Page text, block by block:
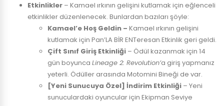
Etkinlikler – Kamael ırkının gelişini kutlamak için eğlenceli
etkinlikler düzenlenecek. Bunlardan bazıları şöyle:
Kamael’e Hoş Geldin – Kamael ırkının gelişini
kutlamak için Pan’LA BİR ENTeresan Etkinlik geri geldi.
Çift Sınıf Giriş Etkinliği – Ödül kazanmak için 14
gün boyunca Lineage 2: Revolution’a giriş yapmanız
yeterli. Ödüller arasında Motomini Bineği de var.
[Yeni Sunucuya Özel] İndirim Etkinliği – Yeni
sunuculardaki oyuncular için Ekipman Seviye